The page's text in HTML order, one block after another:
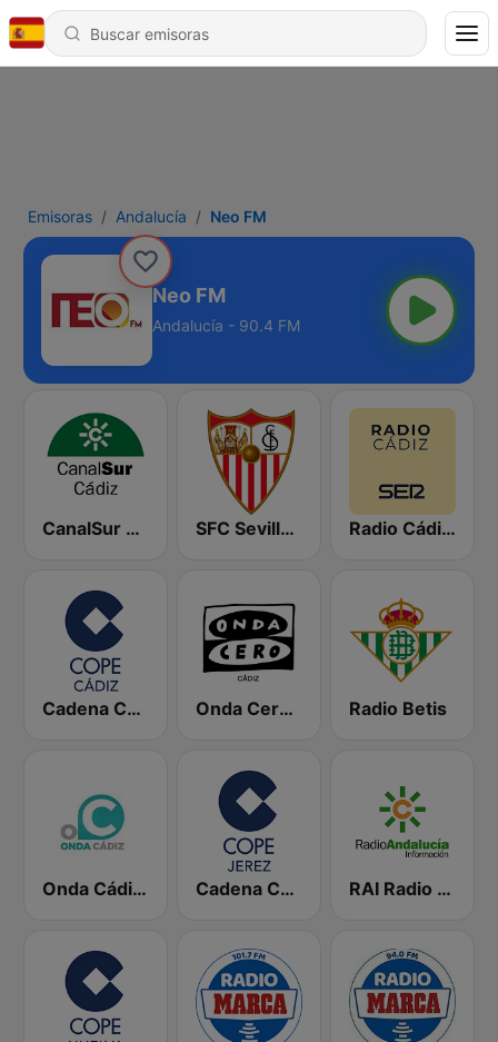
Emisoras Andalucía Neo FM
Neo FM
Andalucía - 90.4 FM
CanalSur Radio Cádiz SFC Sevilla Fútbol Club Radio 91.6 Radio Cádiz SER
Cadena COPE Cádiz Onda Cero Cádiz Radio Betis
Onda Cádiz Radio Cadena COPE Jerez RAI Radio Andalucía Información